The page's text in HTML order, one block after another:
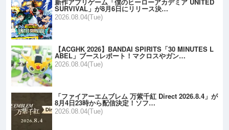
新作アプリゲーム「僕のヒーローアカデミア UNITED
SURVIVAL」が8月6日にリリース決…
2026.08.04(Tue)
【ACGHK 2026】BANDAI SPIRITS「30 MINUTES L
ABEL」ブースレポート！マクロスやガン…
2026.08.04(Tue)
「ファイアーエムブレム 万紫千紅 Direct 2026.8.4」が
8月4日23時から配信決定！ソフ…
2026.08.04(Tue)